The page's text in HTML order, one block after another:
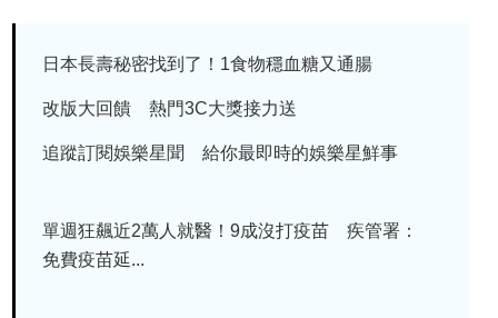
日本長壽秘密找到了！1食物穩血糖又通腸
改版大回饋 熱門3C大獎接力送
追蹤訂閱娛樂星聞 給你最即時的娛樂星鮮事
單週狂飆近2萬人就醫！9成沒打疫苗 疾管署：
免費疫苗延...